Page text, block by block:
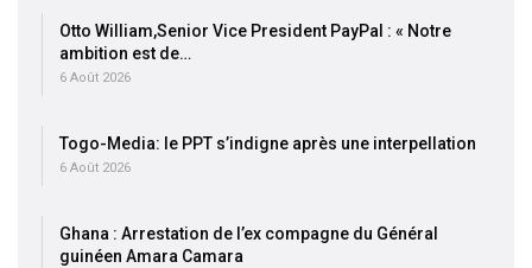
Otto William,Senior Vice President PayPal : « Notre
ambition est de…
6 Août 2026
Togo-Media: le PPT s’indigne après une interpellation
6 Août 2026
Ghana : Arrestation de l’ex compagne du Général
guinéen Amara Camara